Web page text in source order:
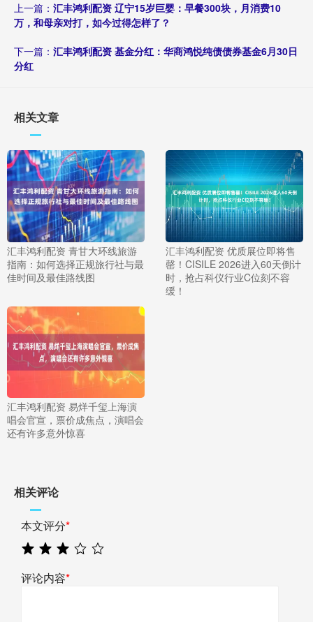
上一篇： 汇丰鸿利配资 辽宁15岁巨婴：早餐300块，月消费10
万，和母亲对打，如今过得怎样了？
下一篇： 汇丰鸿利配资 基金分红：华商鸿悦纯债债券基金6月30日
分红
相关文章
汇丰鸿利配资 青甘大环线旅游
指南：如何选择正规旅行社与最
佳时间及最佳路线图
汇丰鸿利配资 优质展位即将售
罄！CISILE 2026进入60天倒计
时，抢占科仪行业C位刻不容
缓！
汇丰鸿利配资 易烊千玺上海演
唱会官宣，票价成焦点，演唱会
还有许多意外惊喜
相关评论
本文评分*
评论内容*